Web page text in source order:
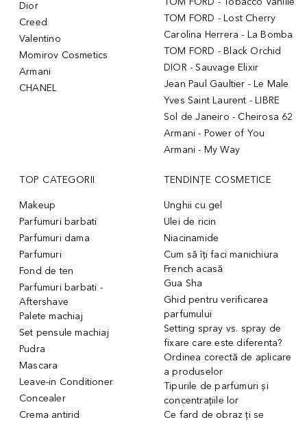
Dior
Creed
Valentino
Momirov Cosmetics
Armani
CHANEL
TOM FORD - Lost Cherry
Carolina Herrera - La Bomba
TOM FORD - Black Orchid
DIOR - Sauvage Elixir
Jean Paul Gaultier - Le Male
Yves Saint Laurent - LIBRE
Sol de Janeiro - Cheirosa 62
Armani - Power of You
Armani - My Way
TOP CATEGORII
Makeup
Parfumuri barbati
Parfumuri dama
Parfumuri
Fond de ten
Parfumuri barbati -
Aftershave
Palete machiaj
Set pensule machiaj
Pudra
Mascara
Leave-in Conditioner
Concealer
Crema antirid
TENDINȚE COSMETICE
Unghii cu gel
Ulei de ricin
Niacinamide
Cum să îți faci manichiura
French acasă
Gua Sha
Ghid pentru verificarea
parfumului
Setting spray vs. spray de
fixare care este diferenta?
Ordinea corectă de aplicare
a produselor
Tipurile de parfumuri și
concentrațiile lor
Ce fard de obraz ți se